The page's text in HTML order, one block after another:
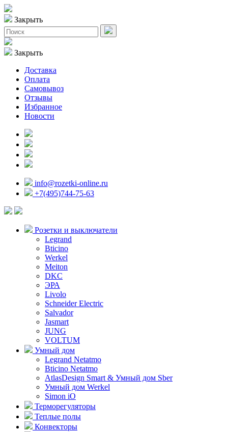
Закрыть
Закрыть
Доставка
Оплата
Самовывоз
Отзывы
Избранное
Новости
info@rozetki-online.ru
+7(495)744-75-63
Розетки и выключатели
Legrand
Bticino
Werkel
Meiton
DKC
ЭРА
Livolo
Schneider Electric
Salvador
Jasmart
JUNG
VOLTUM
Умный дом
Legrand Netatmo
Bticino Netatmo
AtlasDesign Smart & Умный дом Sber
Умный дом Werkel
Simon iO
Терморегуляторы
Теплые полы
Конвекторы